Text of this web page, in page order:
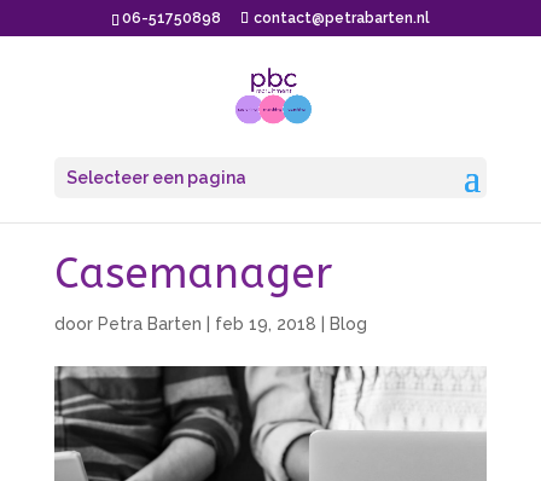
06-51750898 contact@petrabarten.nl
Selecteer een pagina
Casemanager
door Petra Barten feb 19, 2018 Blog